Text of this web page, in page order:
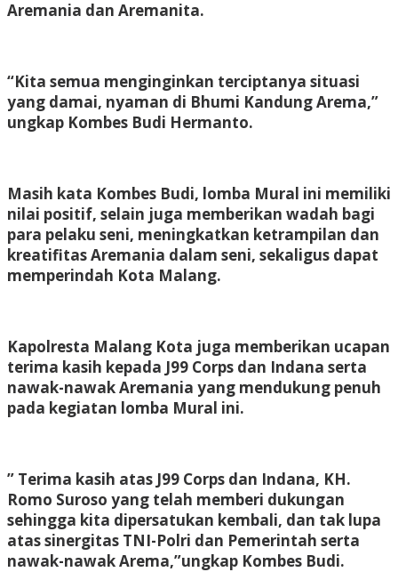
Aremania dan Aremanita.
“Kita semua menginginkan terciptanya situasi
yang damai, nyaman di Bhumi Kandung Arema,”
ungkap Kombes Budi Hermanto.
Masih kata Kombes Budi, lomba Mural ini memiliki
nilai positif, selain juga memberikan wadah bagi
para pelaku seni, meningkatkan ketrampilan dan
kreatifitas Aremania dalam seni, sekaligus dapat
memperindah Kota Malang.
Kapolresta Malang Kota juga memberikan ucapan
terima kasih kepada J99 Corps dan Indana serta
nawak-nawak Aremania yang mendukung penuh
pada kegiatan lomba Mural ini.
” Terima kasih atas J99 Corps dan Indana, KH.
Romo Suroso yang telah memberi dukungan
sehingga kita dipersatukan kembali, dan tak lupa
atas sinergitas TNI-Polri dan Pemerintah serta
nawak-nawak Arema,”ungkap Kombes Budi.